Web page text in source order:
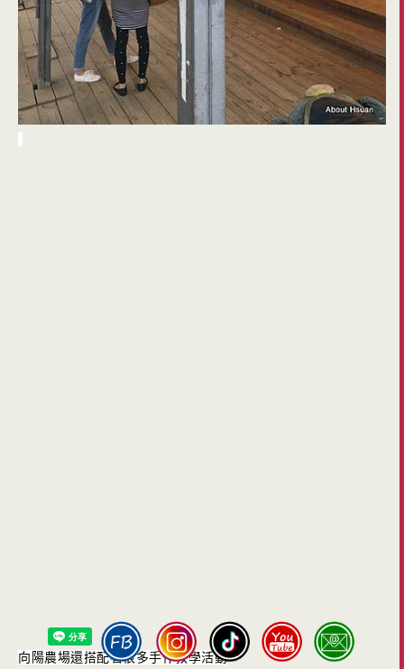
向陽農場還搭配著很多手作教學活動